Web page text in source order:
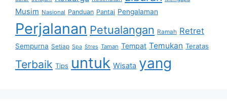
Musim Nasional Panduan Pantai Pengalaman
Perjalanan Petualangan Ramah Retret
Sempurna Setiap Spa Stres Taman Tempat Temukan Teratas
Terbaik Tips untuk Wisata yang